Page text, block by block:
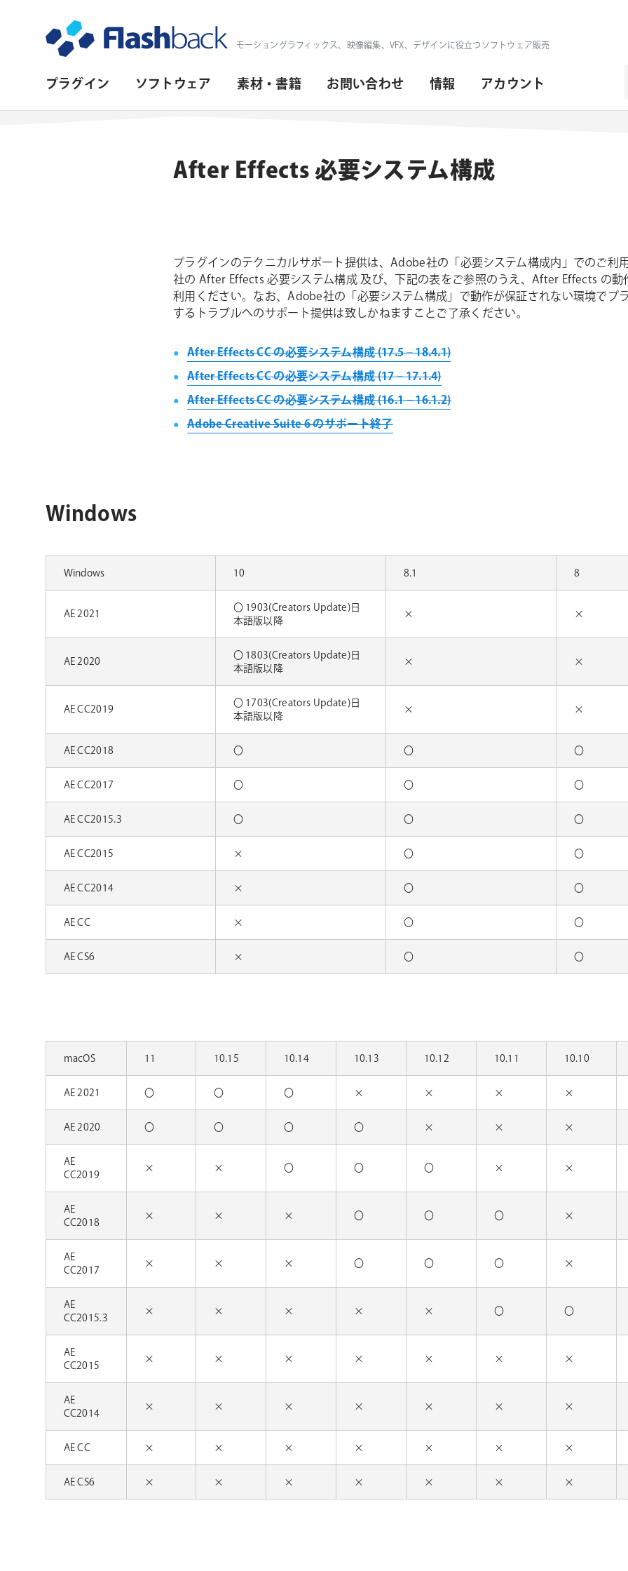
モーショングラフィックス、映像編集、VFX、デザインに役立つソフトウェア販売
プ
プラグイン ソフトウェア 素材・書籍 お問い合わせ 情報 アカウント
After Effects 必要システム構成
プラグインのテクニカルサポート提供は、Adobe社の「必要システム構成内」でのご利
社の After Effects 必要システム構成 及び、下記の表をご参照のうえ、After Effects の
利用ください。なお、Adobe社の「必要システム構成」で動作が保証されない環境でプ
するトラブルへのサポート提供は致しかねますことご了承ください。
After Effects CC の必要システム構成 (17.5 – 18.4.1)
After Effects CC の必要システム構成 (17 – 17.1.4)
After Effects CC の必要システム構成 (16.1 – 16.1.2)
Adobe Creative Suite 6 のサポート終了
Windows
Windows 10 8.1 8
AE 2021
〇 1903(Creators Update)日
本語版以降
× ×
AE 2020
〇 1803(Creators Update)日
本語版以降
× ×
AE CC2019
〇 1703(Creators Update)日
本語版以降
× ×
AE CC2018 〇 〇 〇
AE CC2017 〇 〇 〇
AE CC2015.3 〇 〇 〇
AE CC2015 × 〇 〇
AE CC2014 × 〇 〇
AE CC × 〇 〇
AE CS6 × 〇 〇
macOS 11 10.15 10.14 10.13 10.12 10.11 10.10
AE 2021 〇 〇 〇 × × × ×
AE 2020 〇 〇 〇 〇 × × ×
AE
CC2019
× × 〇 〇 〇 × ×
AE
CC2018
× × × 〇 〇 〇 ×
AE
CC2017
× × × 〇 〇 〇 ×
AE
CC2015.3
× × × × × 〇 〇
AE
CC2015
× × × × × × ×
AE
CC2014
× × × × × × ×
AE CC × × × × × × ×
AE CS6 × × × × × × ×